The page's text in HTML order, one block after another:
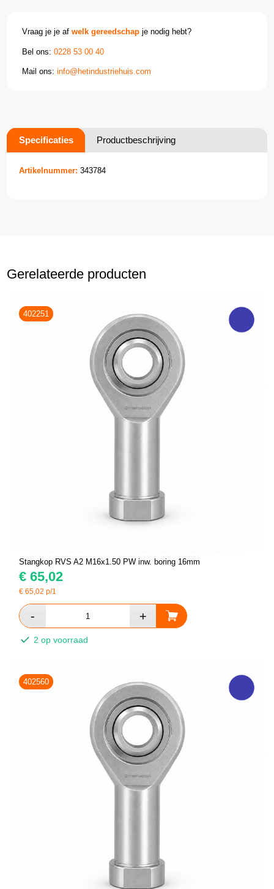
Vraag je je afwelk gereedschap je nodig hebt?
Bel ons:0228 53 00 40
Mail ons:info@hetindustriehuis.com
Specificaties Productbeschrijving
Artikelnummer: 343784
Gerelateerde producten
402251
Stangkop RVS A2 M16x1.50 PW inw. boring 16mm
€ 65,02
€65,02 p/1
2 op voorraad
402560